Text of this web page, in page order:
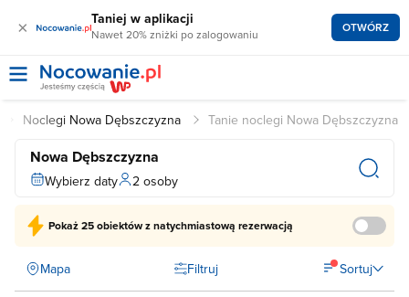
× Taniej w aplikacji
Nawet 20% zniżki po zalogowaniu OTWÓRZ
Noclegi Nowa Dębszczyzna Tanie noclegi Nowa Dębszczyzna
Nowa Dębszczyzna
Wybierz daty 2 osoby
Pokaż25 obiektówz natychmiastową rezerwacją
Mapa Filtruj Sortuj